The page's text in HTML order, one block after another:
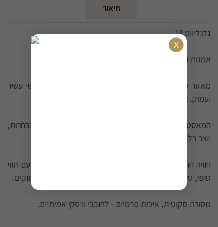
תיאור
גלנליווט 18.
אמנות וויסקי יוקרתית.
מאזור ספייסייד היוקרתי מגיע וויסקי מאלט עם טעם דבשי עשיר
ועמוק. אחד מסוגי הוויסקי יקרי הערך בעולם.
המאסטר דיסטילר משלב חביות אמריקאיות ואירופאיות נבחרות,
יוצר בלנד מורכב ומעודן.
חוויה חושית מופלאה: צבע ענברי עמוק, ניחוחות פירותיים עם תווי
טופי, טעם תפוזים מתוקים וסיומת ארוכה של תבלינים וצימוקים.
מסורת סקוטית, איכות פרמיום - לחובבי וויסקי אמיתיים.